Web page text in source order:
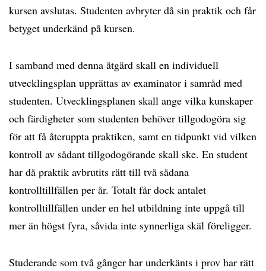
kursen avslutas. Studenten avbryter då sin praktik och får
betyget underkänd på kursen.
I samband med denna åtgärd skall en individuell
utvecklingsplan upprättas av examinator i samråd med
studenten. Utvecklingsplanen skall ange vilka kunskaper
och färdigheter som studenten behöver tillgodogöra sig
för att få återuppta praktiken, samt en tidpunkt vid vilken
kontroll av sådant tillgodogörande skall ske. En student
har då praktik avbrutits rätt till två sådana
kontrolltillfällen per år. Totalt får dock antalet
kontrolltillfällen under en hel utbildning inte uppgå till
mer än högst fyra, såvida inte synnerliga skäl föreligger.
Studerande som två gånger har underkänts i prov har rätt